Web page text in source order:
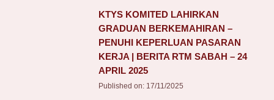
KTYS KOMITED LAHIRKAN
GRADUAN BERKEMAHIRAN –
PENUHI KEPERLUAN PASARAN
KERJA | BERITA RTM SABAH – 24
APRIL 2025
Published on: 17/11/2025